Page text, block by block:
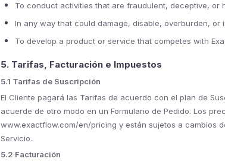
To conduct activities that are fraudulent, deceptive, or
In any way that could damage, disable, overburden, or
To develop a product or service that competes with
5. Tarifas, Facturación e Impuestos
5.1 Tarifas de Suscripción
El Cliente pagará las Tarifas de acuerdo con el plan de
acuerde de otro modo en un Formulario de Pedido. Los
www.exactflow.com/en/pricing y están sujetos a cambios
Servicio.
5.2 Facturación